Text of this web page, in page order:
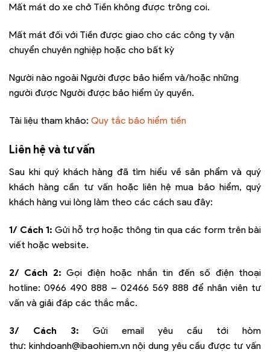
Mất mát do xe chở Tiền không được trông coi.
Mất mát đối với Tiền được giao cho các công ty vận
chuyển chuyên nghiệp hoặc cho bất kỳ
Người nào ngoài Người được bảo hiểm và/hoặc những
người được Người được bảo hiểm ủy quyền.
Tài liệu tham khảo: Quy tắc bảo hiểm tiền
Liên hệ và tư vấn
Sau khi quý khách hàng đã tìm hiểu về sản phẩm và quý
khách hàng cần tư vấn hoặc liên hệ mua bảo hiểm, quý
khách hàng vui lòng làm theo các cách sau đây:
1/ Cách 1: Gửi hỗ trợ hoặc thông tin qua các form trên bài
viết hoặc website.
2/ Cách 2: Gọi điện hoặc nhắn tin đến số điện thoại
hotline: 0966 490 888 – 02466 569 888 để nhân viên tư
vấn và giải đáp các thắc mắc.
3/ Cách 3: Gửi email yêu cầu tới hòm
thư: kinhdoanh@ibaohiem.vnnội dung yêu cầu được tư vấn